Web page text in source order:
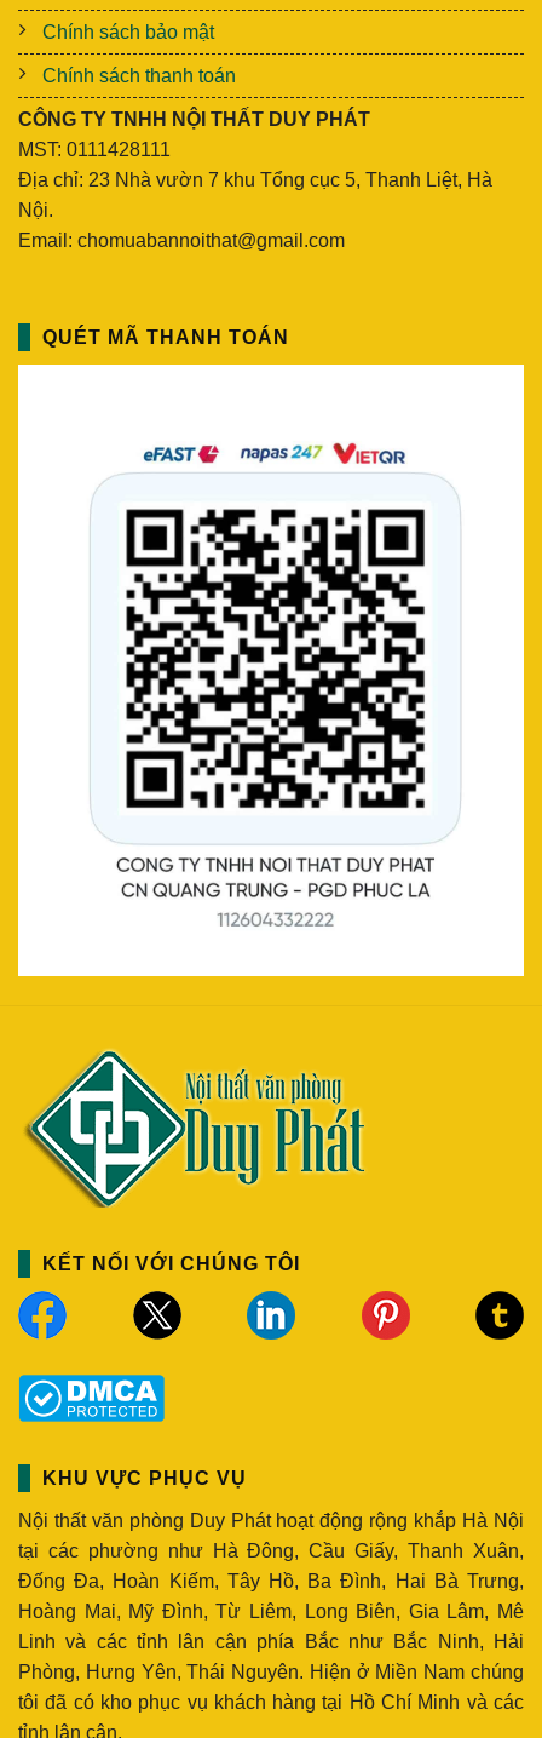
Chính sách bảo mật
Chính sách thanh toán
CÔNG TY TNHH NỘI THẤT DUY PHÁT
MST: 0111428111
Địa chỉ: 23 Nhà vườn 7 khu Tổng cục 5, Thanh Liệt, Hà
Nội.
Email: chomuabannoithat@gmail.com
QUÉT MÃ THANH TOÁN
KẾT NỐI VỚI CHÚNG TÔI
KHU VỰC PHỤC VỤ
Nội thất văn phòng Duy Phát hoạt động rộng khắp Hà Nội
tại các phường như Hà Đông, Cầu Giấy, Thanh Xuân,
Đống Đa, Hoàn Kiếm, Tây Hồ, Ba Đình, Hai Bà Trưng,
Hoàng Mai, Mỹ Đình, Từ Liêm, Long Biên, Gia Lâm, Mê
Linh và các tỉnh lân cận phía Bắc như Bắc Ninh, Hải
Phòng, Hưng Yên, Thái Nguyên. Hiện ở Miền Nam chúng
tôi đã có kho phục vụ khách hàng tại Hồ Chí Minh và các
tỉnh lân cận.